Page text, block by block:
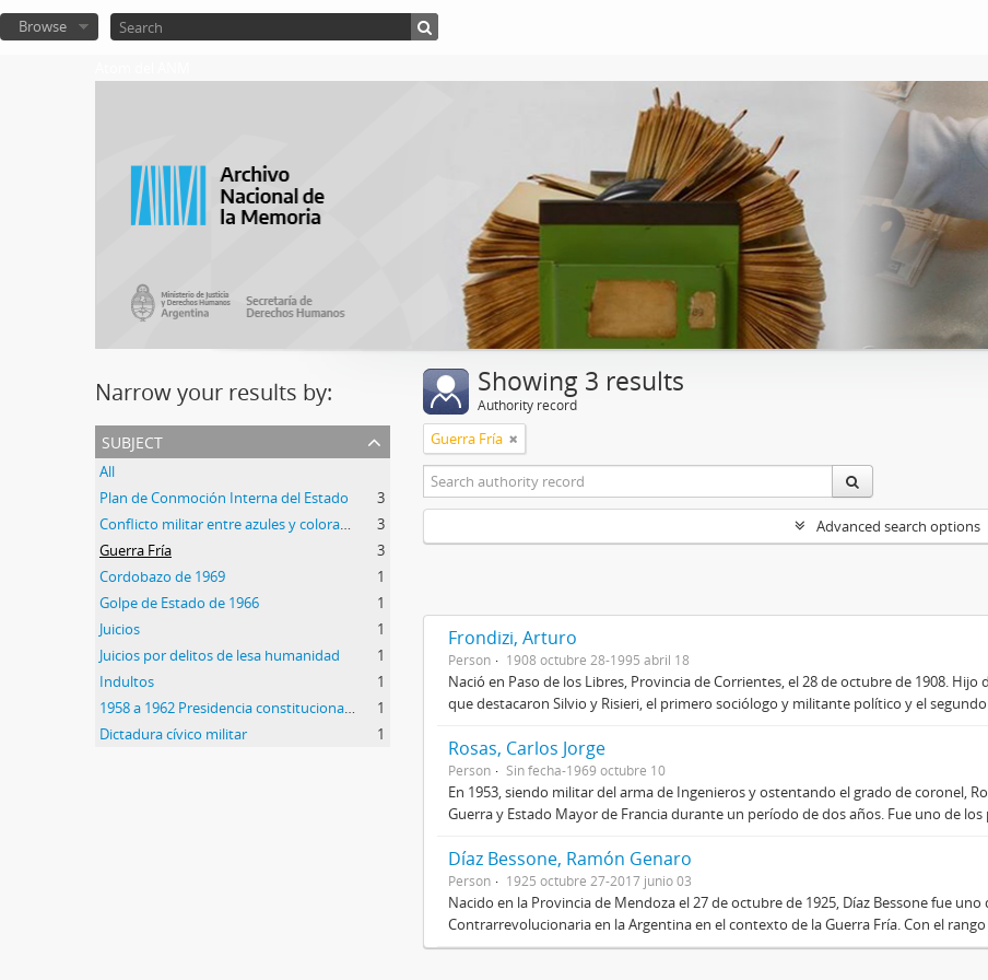
Browse
Narrow your results by:
subject
All
Plan de Conmoción Interna del Estado
3
3
Guerra Fría
3
Cordobazo de 1969
1
Golpe de Estado de 1966
1
Juicios
1
Juicios por delitos de lesa humanidad
1
Indultos
1
1
Dictadura cívico militar
1
Showing 3 results
Authority record
Guerra Fría
Advanced search options
Frondizi, Arturo
Person 1908 octubre 28-1995 abril 18
Nació en Paso de los Libres, Provincia de Corrientes, el 28 de octubre de 1908.
que destacaron Silvio y Risieri, el primero sociólogo y militante político y el
Rosas, Carlos Jorge
Person Sin fecha-1969 octubre 10
En 1953, siendo militar del arma de Ingenieros y ostentando el grado de coronel,
Guerra y Estado Mayor de Francia durante un período de dos años. Fue uno de
Díaz Bessone, Ramón Genaro
Person 1925 octubre 27-2017 junio 03
Nacido en la Provincia de Mendoza el 27 de octubre de 1925, Díaz Bessone fue
Contrarrevolucionaria en la Argentina en el contexto de la Guerra Fría. Con el